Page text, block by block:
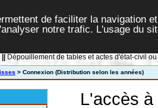
de faciliter la navigation
notre trafic. L'usage du
Dépouillement de tables et actes d'état-civil
> Connexion (Distribution selon les années)
L'accès